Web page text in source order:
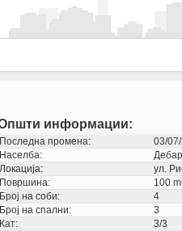
информации:
Последна промена:
03/
Населба:
Локација:
ул.
Површина:
100
Број на соби:
4
Број на спални:
3
Кат:
3/3